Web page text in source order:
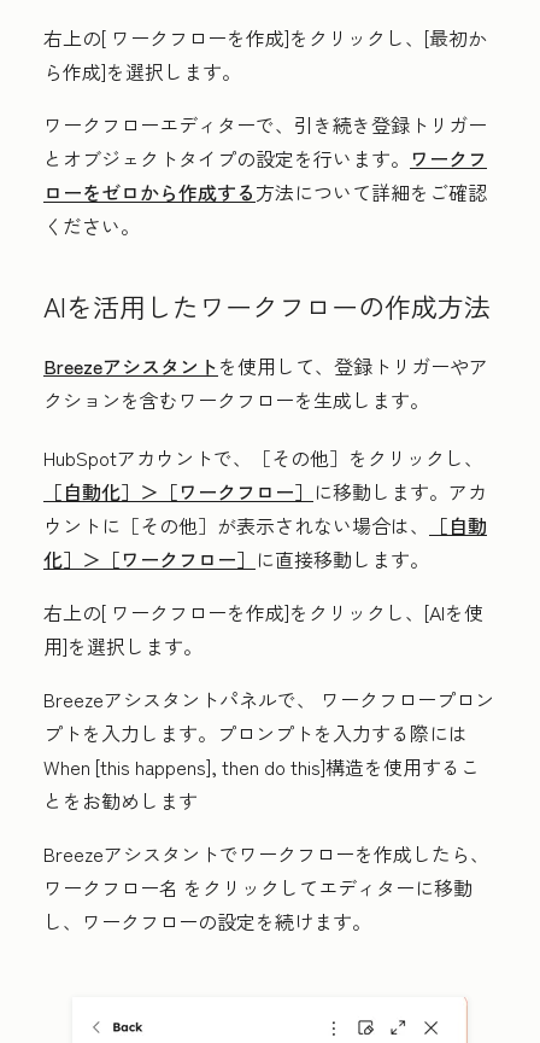
右上の[ ワークフローを作成]をクリックし、[最初か
ら作成]を選択します。
ワークフローエディターで、引き続き登録トリガー
とオブジェクトタイプの設定を行います。 ワークフ
ローをゼロから作成する方法について詳細をご確認
ください。
AIを活用したワークフローの作成方法
Breezeアシスタントを使用して、登録トリガーやア
クションを含むワークフローを生成します。
HubSpotアカウントで、
［その他］をクリックし、
［自動化］＞ ［ワークフロー］ に移動します。アカ
ウントに ［その他］が表示されない場合は、
［自動
化］＞ ［ワークフロー］ に直接移動します。
右上の[ ワークフローを作成]をクリックし、[AIを使
用]を選択します。
Breezeアシスタントパネルで、
ワークフロープロン
プトを入力します。 プロンプトを入力する際には
When [this happens], then do this]構造を使用するこ
とをお勧めします
Breezeアシスタントでワークフローを作成したら、
ワークフロー名 をクリックしてエディターに移動
し、ワークフローの設定を続けます。